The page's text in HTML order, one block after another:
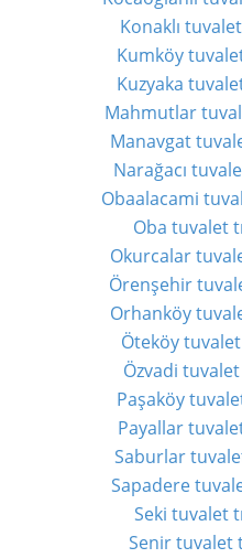
Konaklı tuvalet
Kumköy tuvalet
Kuzyaka tuvalet
Mahmutlar
Manavgat
Narağacı
Obaalacami
Oba tuvalet
Okurcalar
Örenşehir
Orhanköy
Öteköy tuvalet
Özvadi tuvalet
Paşaköy
Payallar tuvalet
Saburlar tuvalet
Sapadere
Seki tuvalet
Senir tuvalet